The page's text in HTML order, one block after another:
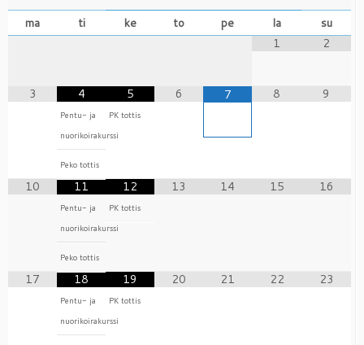
ma ti ke to pe la
su
1
2
3 4
Pentu- ja
nuorikoirakurssi
Peko tottis
5
PK tottis
6 7 8 9
10 11
Pentu- ja
nuorikoirakurssi
Peko tottis
12
PK tottis
13 14 15 16
17 18
Pentu- ja
nuorikoirakurssi
19
PK tottis
20 21 22 23